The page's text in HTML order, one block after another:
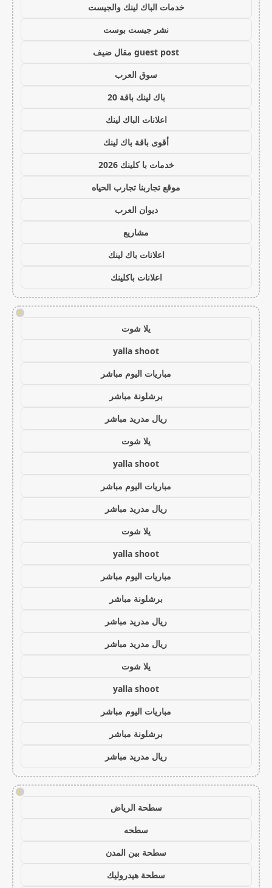
خدمات الباك لينك والجيست
نشر جيست بوست
guest post مقال ضيف
سوق العرب
باك لينك باقة 20
اعلانات الباك لينك
أقوى باقة باك لينك
خدمات با كلينك 2026
موقع تجاربنا تجارب الحياه
ديوان العرب
مشاريع
اعلانات باك لينك
اعلانات باكلينك
!
يلا شوت
yalla shoot
مباريات اليوم مباشر
برشلونة مباشر
ريال مدريد مباشر
يلا شوت
yalla shoot
مباريات اليوم مباشر
ريال مدريد مباشر
يلا شوت
yalla shoot
مباريات اليوم مباشر
برشلونة مباشر
ريال مدريد مباشر
ريال مدريد مباشر
يلا شوت
yalla shoot
مباريات اليوم مباشر
برشلونة مباشر
ريال مدريد مباشر
!
سطحة الرياض
سطحه
سطحة بين المدن
سطحة هيدروليك